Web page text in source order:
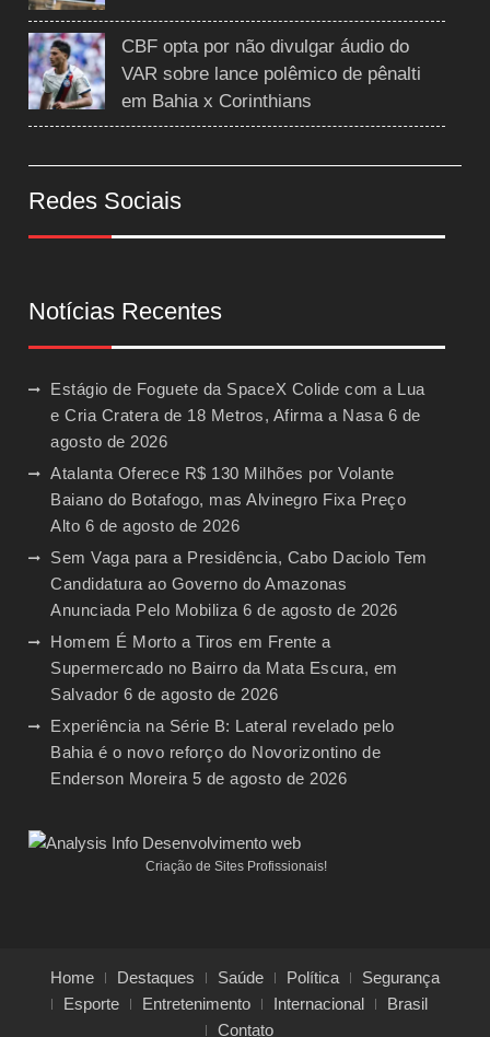
CBF opta por não divulgar áudio do
VAR sobre lance polêmico de pênalti
em Bahia x Corinthians
Redes Sociais
Notícias Recentes
Estágio de Foguete da SpaceX Colide com a Lua
e Cria Cratera de 18 Metros, Afirma a Nasa 6 de
agosto de 2026
Atalanta Oferece R$ 130 Milhões por Volante
Baiano do Botafogo, mas Alvinegro Fixa Preço
Alto 6 de agosto de 2026
Sem Vaga para a Presidência, Cabo Daciolo Tem
Candidatura ao Governo do Amazonas
Anunciada Pelo Mobiliza 6 de agosto de 2026
Homem É Morto a Tiros em Frente a
Supermercado no Bairro da Mata Escura, em
Salvador 6 de agosto de 2026
Experiência na Série B: Lateral revelado pelo
Bahia é o novo reforço do Novorizontino de
Enderson Moreira 5 de agosto de 2026
Criação de Sites Profissionais!
Home Destaques Saúde Política
Segurança
Esporte
Entretenimento Internacional
Brasil
Contato